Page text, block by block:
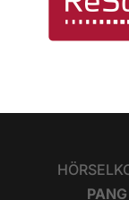
PANG